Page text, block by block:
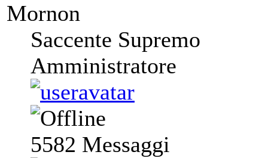
Mornon
Saccente Supremo
Amministratore
5582 Messaggi